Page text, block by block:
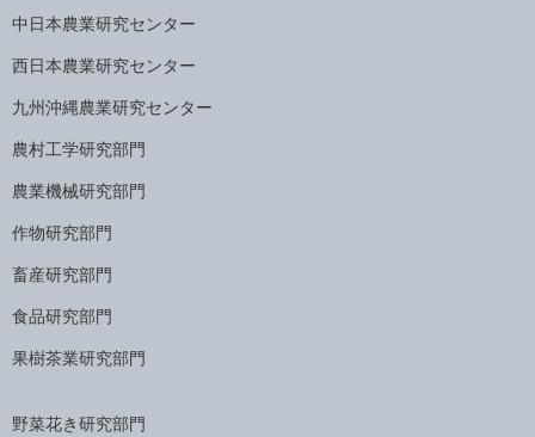
中日本農業研究センター
西日本農業研究センター
九州沖縄農業研究センター
農村工学研究部門
農業機械研究部門
作物研究部門
畜産研究部門
食品研究部門
果樹茶業研究部門
野菜花き研究部門